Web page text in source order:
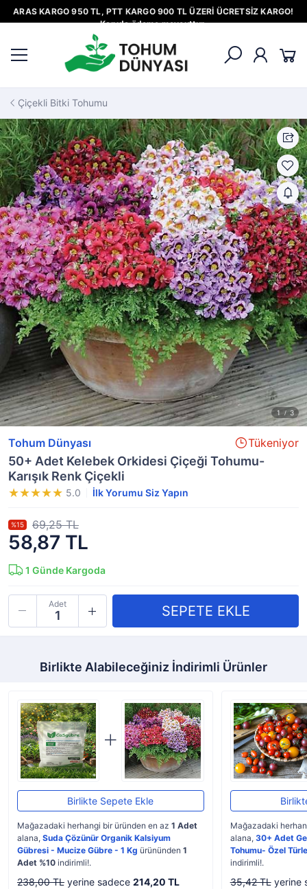
ARAS KARGO 950 TL, PTT KARGO 900 TL ÜZERİ ÜCRETSİZ KARGO!
Kapıda ödeme mevcuttur.
Çiçekli Bitki Tohumu
Tohum Dünyası Tükeniyor
50+ Adet Kelebek Orkidesi Çiçeği Tohumu-
Karışık Renk Çiçekli
5.0 İlk Yorumu Siz Yapın
58,87 TL
%15 69,25 TL
1 Günde Kargoda
Adet
Birlikte Alabileceğiniz İndirimli Ürünler
Birlikte Sepete Ekle
Mağazadaki herhangi bir üründen en az 1 Adet
alana, Suda Çözünür Organik Kalsiyum
Gübresi - Mucize Gübre - 1 Kg ürününden 1
Adet %10 indirimli!.
238,00 TL yerine sadece 214,20 TL
Mağazadaki
alana, 30+ Adet
Tohumu- Özel
indirimli!.
35,42 TLyerine